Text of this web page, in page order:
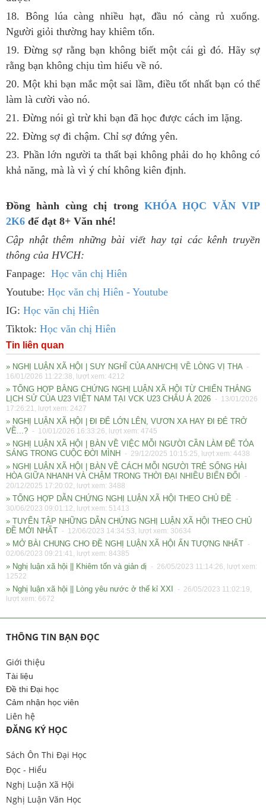
18. Bông lúa càng nhiều hạt, đầu nó càng rủ xuống.
Người giỏi thường hay khiêm tốn.
19. Đừng sợ rằng bạn không biết một cái gì đó. Hãy sợ
rằng bạn không chịu tìm hiểu về nó.
20. Một khi bạn mắc một sai lầm, điều tốt nhất bạn có thể
làm là cười vào nó.
21. Đừng nói gì trừ khi bạn đã học được cách im lặng.
22. Đừng sợ đi chậm. Chỉ sợ đứng yên.
23. Phần lớn người ta thất bại không phải do họ không có
khả năng, mà là vì ý chí không kiên định.
Đồng hành cùng chị trong KHÓA HỌC VĂN VIP
2K6 để đạt 8+ Văn nhé!
Cập nhật thêm những bài viết hay tại các kênh truyền
thông của HVCH:
Fanpage: Học văn chị Hiên
Youtube: Học văn chị Hiên - Youtube
IG: Học văn chị Hiên
Tiktok: Học văn chị Hiên
Tin liên quan
» NGHỊ LUẬN XÃ HỘI | SUY NGHĨ CỦA ANH/CHỊ VỀ LÒNG VỊ THA -
16/01/2026 11:22:38, lượt xem: 4212
» TỔNG HỢP BẰNG CHỨNG NGHỊ LUẬN XÃ HỘI TỪ CHIẾN THẮNG
LỊCH SỬ CỦA U23 VIỆT NAM TẠI VCK U23 CHÂU Á 2026 - 13/01/2026
17:26:21, lượt xem: 2427
» NGHỊ LUẬN XÃ HỘI | ĐI ĐỂ LỚN LÊN, VƯƠN XA HAY ĐI ĐẺ TRỞ
VỀ...? - 10/01/2026 16:33:26, lượt xem: 4745
» NGHỊ LUẬN XÃ HỘI | BÀN VỀ VIỆC MỖI NGƯỜI CẦN LÀM ĐỂ TỎA
SÁNG TRONG CUỘC ĐỜI MÌNH
- 29/12/2025 10:15:25, lượt xem: 4438
» NGHỊ LUẬN XÃ HỘI | BÀN VỀ CÁCH MỖI NGƯỜI TRẺ SỐNG HÀI
HÒA GIỮA NHANH VÀ CHẬM TRONG THỜI ĐẠI NHIỀU BIẾN ĐỔI
-
20/12/2025 17:20:02, lượt xem: 3488
» TỔNG HỢP DẪN CHỨNG NGHỊ LUẬN XÃ HỘI THEO CHỦ ĐỀ
-
30/06/2023 09:01:12, lượt xem: 51413
» TUYỂN TẬP NHỮNG DẪN CHỨNG NGHỊ LUẬN XÃ HỘI THEO CHỦ
ĐỀ MỚI NHẤT - 12/06/2023 14:34:53, lượt xem: 30634
» MỞ BÀI CHUNG CHO ĐỀ NGHỊ LUẬN XÃ HỘI ẤN TƯỢNG NHẤT -
02/06/2023 09:21:41, lượt xem: 84385
» Nghị luận xã hội || Khiêm tốn và giản dị
- 26/05/2023 11:14:26, lượt xem:
12522
» Nghị luận xã hội || Lòng yêu nước ở thế kỉ XXI
- 26/05/2023 11:02:19,
lượt xem: 6672
THÔNG TIN BẠN ĐỌC
Giới thiệu
Tài liệu
Đề thi Đại học
Cảm nhận học viên
Liên hệ
ĐĂNG KÝ HỌC
Sách Ôn Thi Đại Học
Đọc - Hiểu
Nghị Luận Xã Hội
Nghị Luận Văn Học